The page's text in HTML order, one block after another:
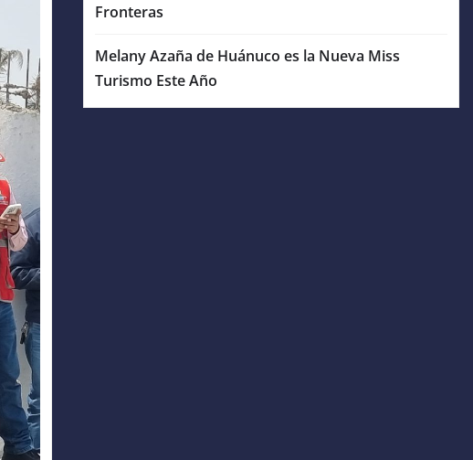
Fronteras
Melany Azaña de Huánuco es la Nueva Miss
Turismo Este Año